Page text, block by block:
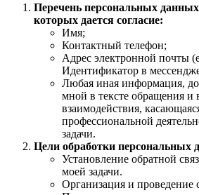
Перечень персональных
которых дается согласие:
Имя;
Контактный телефон;
Адрес электронной почты
Идентификатор в
Любая иная информация,
мной в тексте обращения и
взаимодействия,
профессиональной
задачи.
Цели обработки персональных
Установление обратной
моей задачи.
Организация и проведение